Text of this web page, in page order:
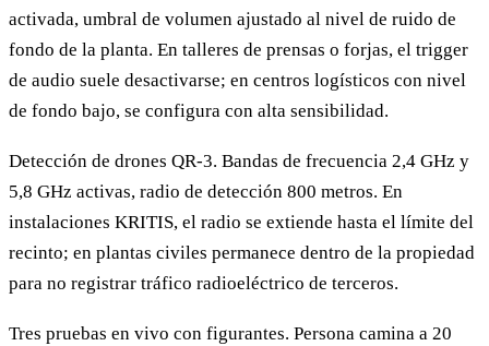
activada, umbral de volumen ajustado al nivel de ruido de
fondo de la planta. En talleres de prensas o forjas, el trigger
de audio suele desactivarse; en centros logísticos con nivel
de fondo bajo, se configura con alta sensibilidad.
Detección de drones QR-3. Bandas de frecuencia 2,4 GHz y
5,8 GHz activas, radio de detección 800 metros. En
instalaciones KRITIS, el radio se extiende hasta el límite del
recinto; en plantas civiles permanece dentro de la propiedad
para no registrar tráfico radioeléctrico de terceros.
Tres pruebas en vivo con figurantes. Persona camina a 20